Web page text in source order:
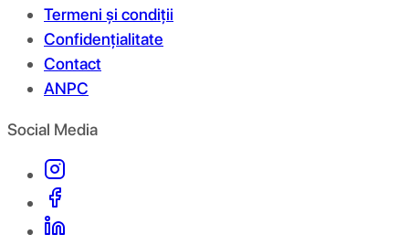
Termeni și condiții
Confidențialitate
Contact
ANPC
Social Media